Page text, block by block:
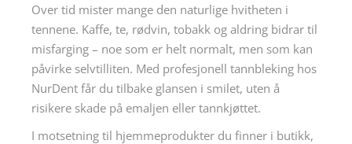
Over tid mister mange den naturlige hvitheten i
tennene. Kaffe, te, rødvin, tobakk og aldring bidrar til
misfarging – noe som er helt normalt, men som kan
påvirke selvtilliten. Med profesjonell tannbleking hos
NurDent får du tilbake glansen i smilet, uten å
risikere skade på emaljen eller tannkjøttet.
I motsetning til hjemmeprodukter du finner i butikk,